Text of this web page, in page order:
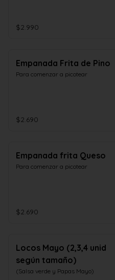
$2.990
Empanada Frita de Pino
Para comenzar a picotear
$2.690
Empanada frita Queso
Para comenzar a picotear
$2.690
Locos Mayo (2,3,4 unid
según tamaño)
(Salsa verde y Papas Mayo)